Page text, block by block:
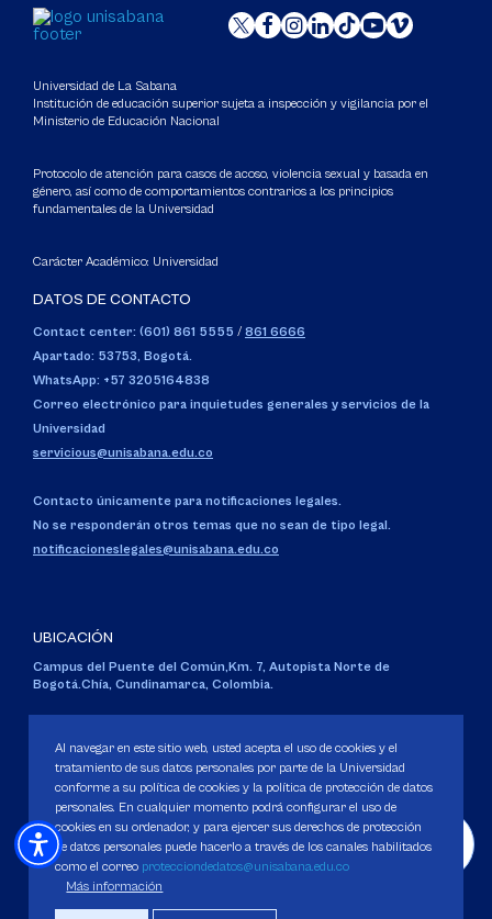
Universidad de La Sabana
Institución de educación superior sujeta a inspección y vigilancia por el
Ministerio de Educación Nacional
Protocolo de atención para casos de acoso, violencia sexual y basada en
género, así como de comportamientos contrarios a los principios
fundamentales de la Universidad
Carácter Académico: Universidad
DATOS DE CONTACTO
Contact center: (601) 861 5555 / 861 6666
Apartado: 53753, Bogotá.
WhatsApp: +57 3205164838
Correo electrónico para inquietudes generales y servicios de la
Universidad
servicious@unisabana.edu.co
Contacto únicamente para notificaciones legales.
No se responderán otros temas que no sean de tipo legal.
notificacioneslegales@unisabana.edu.co
UBICACIÓN
Campus del Puente del Común,Km. 7, Autopista Norte de
Bogotá.Chía, Cundinamarca, Colombia.
Personería Jurídica:Resolución 130 del 14 de enero de 1980.
Ministerio de Educación Nacional.
Política de Protección de datos
Al navegar en este sitio web, usted acepta el uso de cookies y el
tratamiento de sus datos personales por parte de la Universidad
conforme a su política de cookies y la política de protección de datos
personales. En cualquier momento podrá configurar el uso de
cookies en su ordenador, y para ejercer sus derechos de protección
de datos personales puede hacerlo a través de los canales habilitados
como el correo protecciondedatos@unisabana.edu.co
Más información